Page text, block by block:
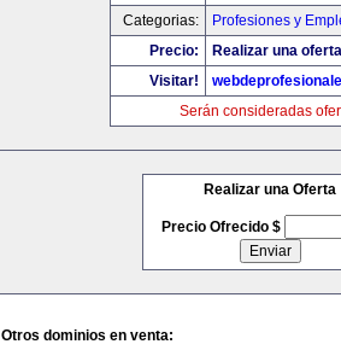
Categorias:
Profesiones y
Precio:
Realizar una
Visitar!
Serán consideradas
Realizar una Oferta
Precio Ofrecido $
Otros dominios en venta: